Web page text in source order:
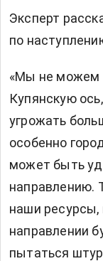
Эксперт
по
«Мы не можем
Купянскую
угрожать
особенно
может быть
направлению.
наши
направлении
пытаться